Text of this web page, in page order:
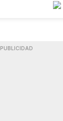
PUBLICIDAD